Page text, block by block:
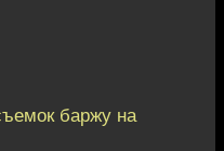
баржу на